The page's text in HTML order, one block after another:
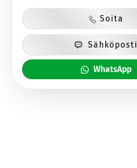
Soita
Sähköposti
WhatsApp